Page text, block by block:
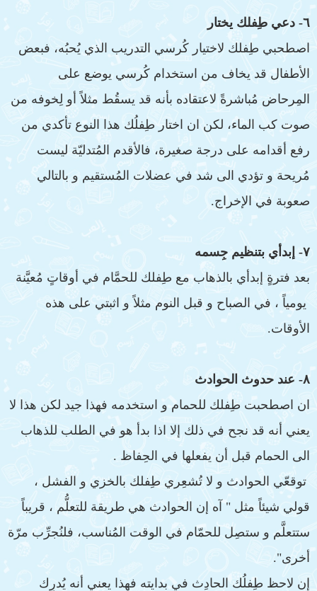
٦- دعي طِفلك يختار
اصطحبي طِفلك لاختيار كُرسي التدريب الذي يُحبُه، فبعض
الأطفال قد يخاف من استخدام كُرسي يوضع على
المِرحاض مُباشرةً لاعتقاده بأنه قد يسقُط مثلاً أو لِخوفه من
صوت كب الماء، لكن ان اختار طِفلُك هذا النوع تأكدي من
رفع أقدامه على درجة صغيرة، فالأقدم المُتدليّة ليست
مُريحة و تؤدي الى شد في عضلات المُستقيم و بالتالي
صعوبة في الإخراج.
٧- إبدأي بتنظيم جِسمه
بعد فترةٍ إبدأي بالذهاب مع طِفلك للحمَّام في أوقاتٍ مُعيَّنة
يومياً ، في الصباح و قبل النوم مثلاً و اثبتي على هذه
الأوقات.
٨- عند حدوث الحوادث
ان اصطحبت طِفلك للحمام و استخدمه فهذا جيد لكن هذا لا
يعني أنه قد نجح في ذلك إلا اذا بدأ هو في الطلب للذهاب
الى الحمام قبل أن يفعلها في الحِفاظ .
توقعّي الحوادث و لا تُشعِري طِفلك بالخزي و الفشل ،
قولي شيئاً مثل " آه إن الحوادث هي طريقة للتعلُّم ، قريباً
ستتعلَّم و ستصِل للحمّام في الوقت المُناسب، فلنُجرِّب مرّة
أخرى".
إن لاحظ طِفلُك الحادِث في بدايته فهذا يعني أنه يُدرِك